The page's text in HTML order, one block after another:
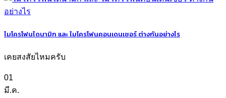
ไมโครโฟนไดนามิก และ ไมโครโฟนคอนเดนเซอร์ ต่างกันอย่างไร
เคยสงสัยไหมครับ
01
มี.ค.